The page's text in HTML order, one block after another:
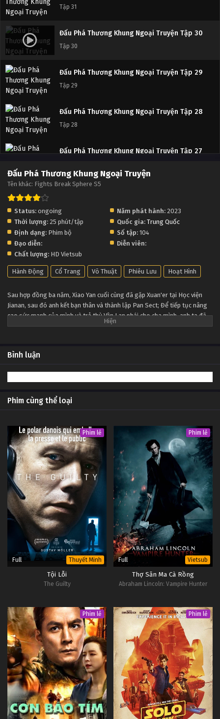
Tập 31
Đấu Phá Thương Khung Ngoại Truyện Tập 30
Tập 30
Đấu Phá Thương Khung Ngoại Truyện Tập 29
Tập 29
Đấu Phá Thương Khung Ngoại Truyện Tập 28
Tập 28
Đấu Phá Thương Khung Ngoại Truyện Tập 27
Đấu Phá Thương Khung Ngoại Truyện Tập 26
Đấu Phá Thương Khung Ngoại Truyện Tập 25
Đấu Phá Thương Khung Ngoại Truyện Tập 24
Đấu Phá Thương Khung Ngoại Truyện Tập 23
Tập 21
Đấu Phá Thương Khung Ngoại Truyện Tập 20
Tập 20
Đấu Phá Thương Khung Ngoại Truyện Tập 19
Tập 19
Đấu Phá Thương Khung Ngoại Truyện Tập 18
Đấu Phá Thương Khung Ngoại Truyện Tập 17
Tập 17
Đấu Phá Thương Khung Ngoại Truyện Tập 16
Đấu Phá Thương Khung Ngoại Truyện Tập 15
Tập 15
Đấu Phá Thương Khung Ngoại Truyện Tập 14
Tập 14
Đấu Phá Thương Khung Ngoại Truyện Tập 13
Tập 13
Đấu Phá Thương Khung Ngoại Truyện
Tên khác: Fights Break Sphere S5
Status: ongoing Năm phát hành: 2023
Thời lượng: 25 phút/tập Quốc gia: Trung Quốc
Định dạng: Phim bộ Số tập: 104
Đạo diễn:
Diễn viên:
Chất lượng: HD Vietsub
Hành Động Cổ Trang Võ Thuật Phiêu Lưu Hoạt Hình
Sau hợp đồng ba năm, Xiao Yan cuối cùng đã gặp Xuan'er tại Học viện
Jianan, sau đó anh kết bạn thân và thành lập Pan Sect; Để tiếp tục nâng
cao sức mạnh của mình và trả thù Vân Lan phái cho cha mình, anh ta đã
đi sâu vào Tháp khí đốt thiên đường để nuốt chửng Fallen Heart Yan
Bình luận
Phim cùng thể loại
Phim lẻ
Full Thuyết Minh
Tội Lỗi
The Guilty
Phim lẻ
Full Vietsub
Thợ Săn Ma Cà Rồng
Abraham Lincoln: Vampire Hunter
Phim lẻ Phim lẻ